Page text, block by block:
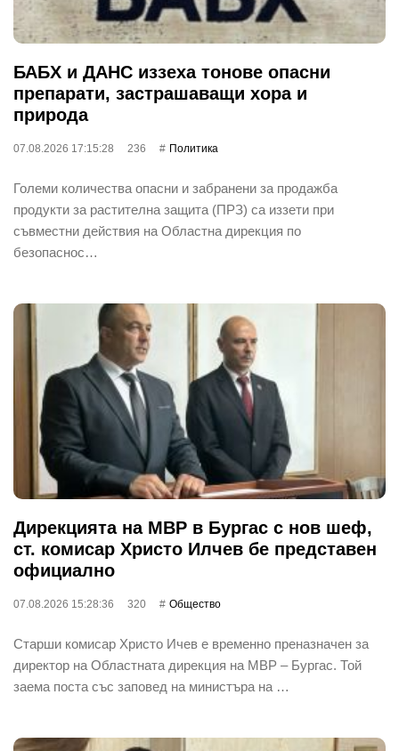
БАБХ и ДАНС иззеха тонове опасни
препарати, застрашаващи хора и
природа
07.08.2026 17:15:28 236 Политика
Големи количества опасни и забранени за продажба
продукти за растителна защита (ПРЗ) са иззети при
съвместни действия на Областна дирекция по
безопаснос…
Дирекцията на МВР в Бургас с нов шеф,
ст. комисар Христо Илчев бе представен
официално
07.08.2026 15:28:36 320 Общество
Старши комисар Христо Ичев е временно преназначен за
директор на Областната дирекция на МВР – Бургас. Той
заема поста със заповед на министъра на …